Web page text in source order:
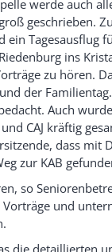
werde auch
geschrieben.
ein Tagesausflug
ins
zu hören.
der
Auch
CAJ kräftig
dass mit
zur KAB
so
und
die detaillierten